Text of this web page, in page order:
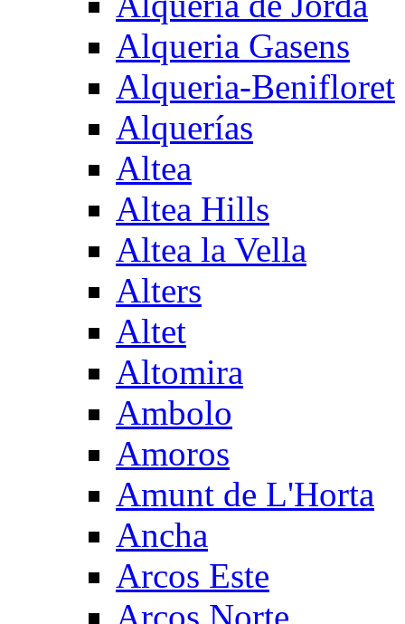
Alqueria Gasens
Alqueria-Benifloret
Alquerías
Altea
Altea Hills
Altea la Vella
Alters
Altet
Altomira
Ambolo
Amoros
Amunt de L'Horta
Ancha
Arcos Este
Arcos Norte